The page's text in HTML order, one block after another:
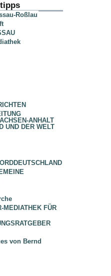
Roßlau
ANHALT
UND DER WELT
FÜR
von Bernd